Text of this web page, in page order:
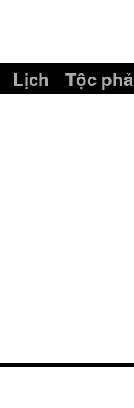
Lịch Tộc phả